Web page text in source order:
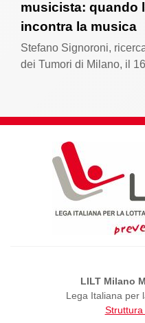
musicista: quando
incontra la musica
Stefano Signoroni,
dei Tumori di Milano, il
LILT Milano
Lega Italiana per
Struttura